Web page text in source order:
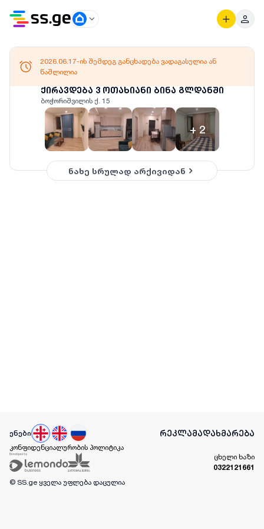
ქირავდება 3 ოთახიანი ბინა გლდანში
ბოჭორიშვილის ქ. 15
+ 2
2026.06.17-ის შემდეგ განცხადება ვადაგასულია ან
წაშლილია
ნახე სრულად არქივიდან
ენები რეკლამადახმარება
კონფიდენციალურობის პოლიტიკა
ცხელი ხაზი
0322121661
© SS.ge ყველა უფლება დაცულია